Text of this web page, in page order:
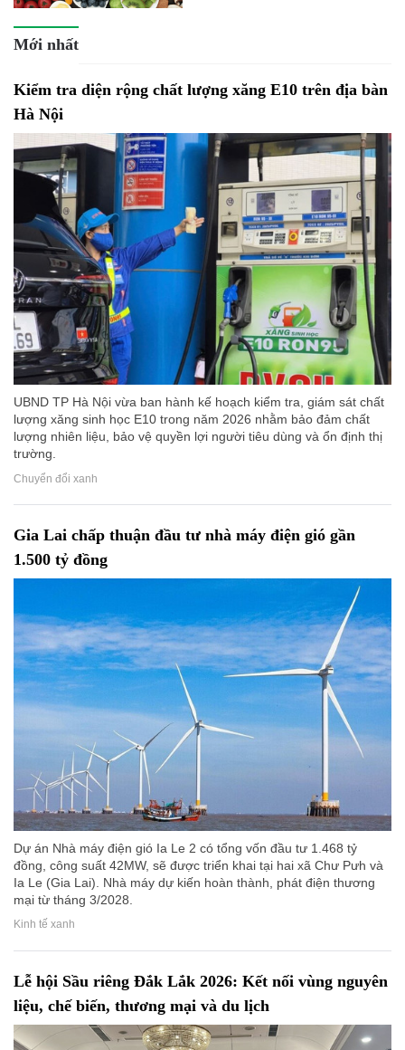
Mới nhất
Kiểm tra diện rộng chất lượng xăng E10 trên địa bàn
Hà Nội
UBND TP Hà Nội vừa ban hành kế hoạch kiểm tra, giám sát chất
lượng xăng sinh học E10 trong năm 2026 nhằm bảo đảm chất
lượng nhiên liệu, bảo vệ quyền lợi người tiêu dùng và ổn định thị
trường.
Chuyển đổi xanh
Gia Lai chấp thuận đầu tư nhà máy điện gió gần
1.500 tỷ đồng
Dự án Nhà máy điện gió Ia Le 2 có tổng vốn đầu tư 1.468 tỷ
đồng, công suất 42MW, sẽ được triển khai tại hai xã Chư Pưh và
Ia Le (Gia Lai). Nhà máy dự kiến hoàn thành, phát điện thương
mại từ tháng 3/2028.
Kinh tế xanh
Lễ hội Sầu riêng Đắk Lắk 2026: Kết nối vùng nguyên
liệu, chế biến, thương mại và du lịch